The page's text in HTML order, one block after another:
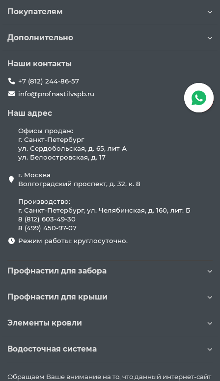
Покупателям
Дополнительно
Наши контакты
+7 (812) 244-86-57
info@profnastilvspb.ru
Наш адрес
Офисы продаж:
г. Санкт-Петербург
ул. Сердобольская, д. 65, лит А
ул. Белоостровская, д. 17
г. Москва
Волгоградский проспект, д. 32, к. 8
Производство:
г. Санкт-Петербург, ул. Челябинская, д. 160, лит. Б
8 (812) 603-49-30
8 (499) 450-97-07
Режим работы: круглосуточно.
Профнастил для забора
Профнастил для крыши
Элементы кровли
Водосточная система
Обращаем Ваше внимание на то, что данный интернет-сайт